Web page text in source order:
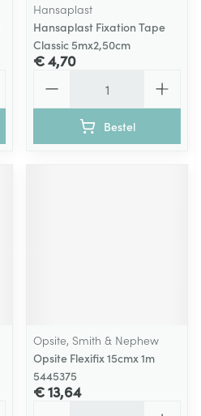
Hansaplast
Hansaplast Fixation Tape
Classic 5mx2,50cm
€ 4,70
Bestel
Opsite, Smith & Nephew
Opsite Flexifix 15cmx 1m
5445375
€ 13,64